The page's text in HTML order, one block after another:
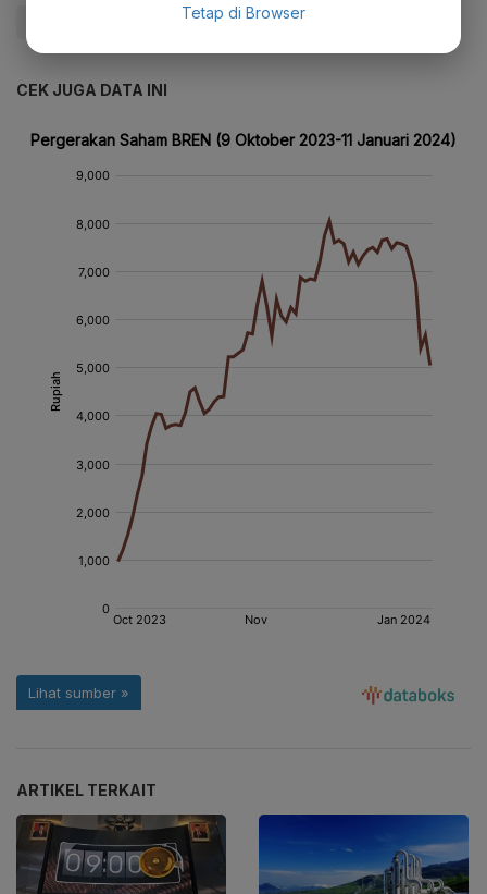
CEK JUGA DATA INI
ARTIKEL TERKAIT
Tetap di Browser